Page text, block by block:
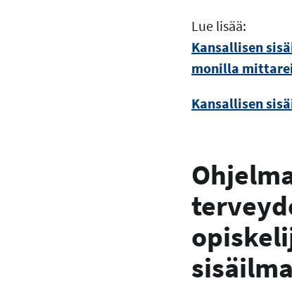
Lue lisää:
Kansallisen
monilla
Kansallisen